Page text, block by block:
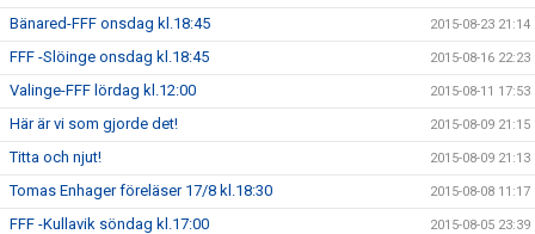
Bänared-FFF onsdag kl.18:45 2015-08-23 21:14
FFF -Slöinge onsdag kl.18:45 2015-08-16 22:23
Valinge-FFF lördag kl.12:00 2015-08-11 17:53
Här är vi som gjorde det! 2015-08-09 21:15
Titta och njut! 2015-08-09 21:13
Tomas Enhager föreläser 17/8 kl.18:30 2015-08-08 11:17
FFF -Kullavik söndag kl.17:00 2015-08-05 23:39